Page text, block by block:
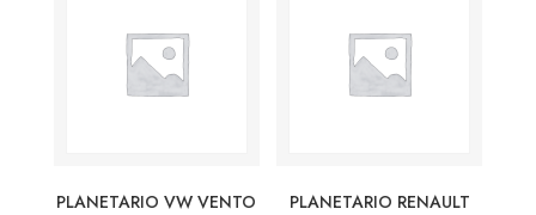
PLANETARIO VW VENTO
PLANETARIO RENAULT